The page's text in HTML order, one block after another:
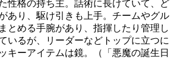
性格の持ち主。話術に長けていて、ど
あり、駆け引きも上手。チームやグル
とめる手腕があり、指揮したり管理し
いるが、リーダーなどトップに立つに
キーアイテムは鏡。（「悪魔の誕生日